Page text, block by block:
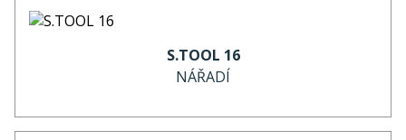
S.TOOL 16
NÁŘADÍ